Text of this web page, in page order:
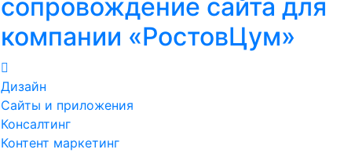
сопровождение сайта для
компании «РостовЦум»
Дизайн
Сайты и приложения
Консалтинг
Контент маркетинг